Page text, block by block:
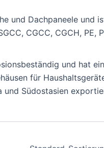
und Dachpaneele und
CGCC, CGCH, PE,
und hat
für
und Südostasien